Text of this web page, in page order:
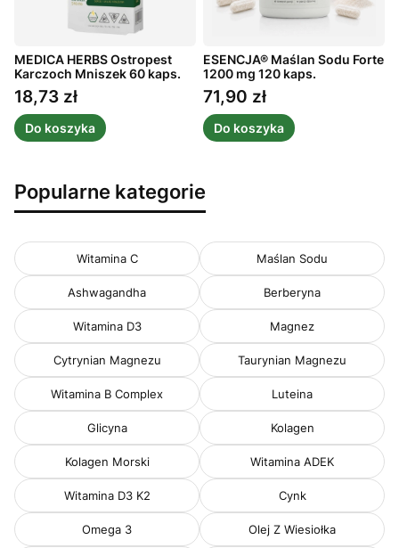
MEDICA HERBS Ostropest
Karczoch Mniszek 60 kaps.
Cena
18,73 zł
Do koszyka
ESENCJA® Maślan Sodu Forte
1200 mg 120 kaps.
Cena
71,90 zł
Do koszyka
Popularne kategorie
Witamina C Maślan Sodu
Ashwagandha Berberyna
Witamina D3 Magnez
Cytrynian Magnezu Taurynian Magnezu
Witamina B Complex Luteina
Glicyna Kolagen
Kolagen Morski Witamina ADEK
Witamina D3 K2 Cynk
Omega 3 Olej Z Wiesiołka